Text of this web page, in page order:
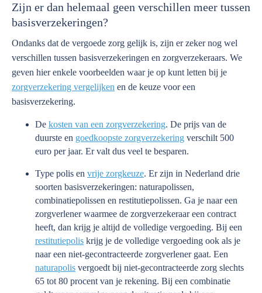
Zijn er dan helemaal geen verschillen meer tussen
basisverzekeringen?
Ondanks dat de vergoede zorg gelijk is, zijn er zeker nog wel
verschillen tussen basisverzekeringen en zorgverzekeraars. We
geven hier enkele voorbeelden waar je op kunt letten bij je
zorgverzekering vergelijken en de keuze voor een
basisverzekering.
De kosten van een zorgverzekering. De prijs van de
duurste en goedkoopste zorgverzekering verschilt 500
euro per jaar. Er valt dus veel te besparen.
Type polis en vrije zorgkeuze. Er zijn in Nederland drie
soorten basisverzekeringen: naturapolissen,
combinatiepolissen en restitutiepolissen. Ga je naar een
zorgverlener waarmee de zorgverzekeraar een contract
heeft, dan krijg je altijd de volledige vergoeding. Bij een
restitutiepolis krijg je de volledige vergoeding ook als je
naar een niet-gecontracteerde zorgverlener gaat. Een
naturapolis vergoedt bij niet-gecontracteerde zorg slechts
65 tot 80 procent van je rekening. Bij een combinatie